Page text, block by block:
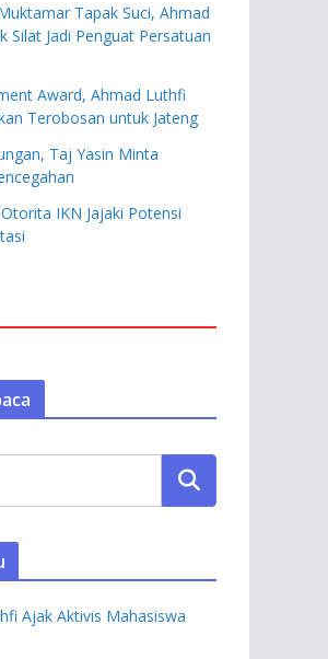
Tapak Suci, Ahmad
Silat Jadi Penguat Persatuan
Award, Ahmad Luthfi
Terobosan untuk Jateng
Taj Yasin Minta
IKN Jajaki Potensi
Ajak Aktivis Mahasiswa